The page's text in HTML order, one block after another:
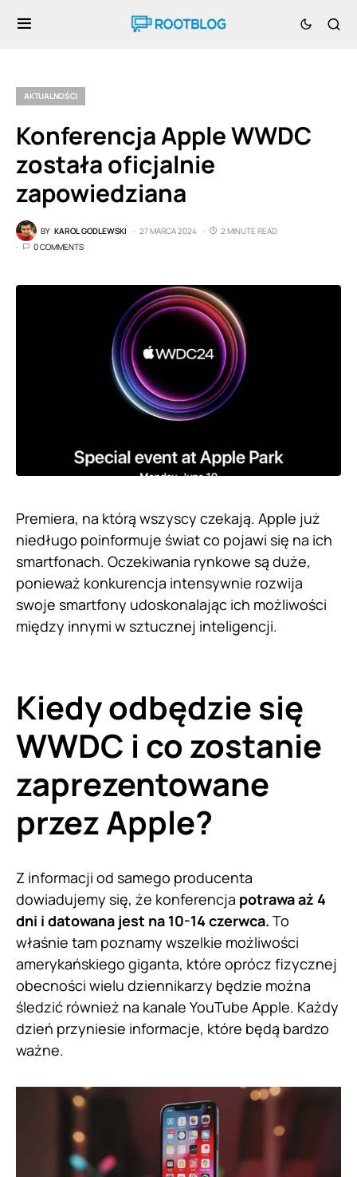
AKTUALNOŚCI
Konferencja Apple WWDC
została oficjalnie
zapowiedziana
BY KAROL GODLEWSKI 27 MARCA 2024
2 MINUTE READ
0 COMMENTS
Premiera, na którą wszyscy czekają. Apple już
niedługo poinformuje świat co pojawi się na ich
smartfonach. Oczekiwania rynkowe są duże,
ponieważ konkurencja intensywnie rozwija
swoje smartfony udoskonalając ich możliwości
między innymi w sztucznej inteligencji.
Kiedy odbędzie się
WWDC i co zostanie
zaprezentowane
przez Apple?
Z informacji od samego producenta
dowiadujemy się, że konferencja potrawa aż 4
dni i datowana jest na 10-14 czerwca. To
właśnie tam poznamy wszelkie możliwości
amerykańskiego giganta, które oprócz fizycznej
obecności wielu dziennikarzy będzie można
śledzić również na kanale YouTube Apple. Każdy
dzień przyniesie informacje, które będą bardzo
ważne.